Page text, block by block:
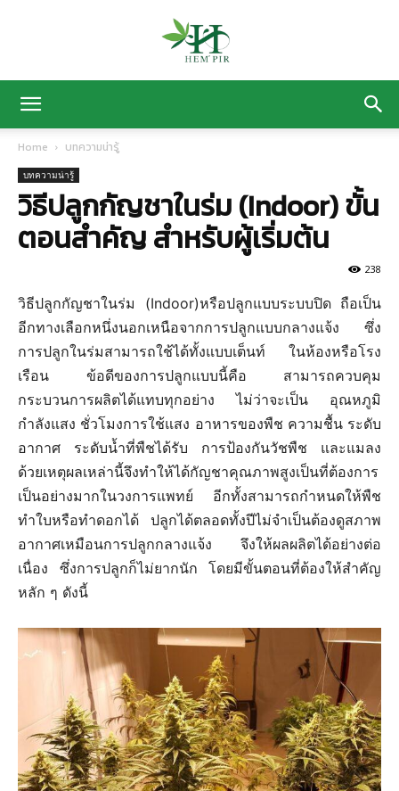
PIR
ปลูก
กัญ
กัญชา
เชิง
Home บทความน่ารู้
บทความน่ารู้
วิธีปลูกกัญชาในร่ม (Indoor) ขั้น
ตอนสำคัญ สำหรับผู้เริ่มต้น
238
วิธีปลูกกัญชาในร่ม (Indoor)หรือปลูกแบบระบบปิด ถือเป็น
อีกทางเลือกหนึ่งนอกเหนือจากการปลูกแบบกลางแจ้ง ซึ่ง
การปลูกในร่มสามารถใช้ได้ทั้งแบบเต็นท์ ในห้องหรือโรง
เรือน ข้อดีของการปลูกแบบนี้คือ สามารถควบคุม
กระบวนการผลิตได้แทบทุกอย่าง ไม่ว่าจะเป็น อุณหภูมิ
กำลังแสง ชั่วโมงการใช้แสง อาหารของพืช ความชื้น ระดับ
อากาศ ระดับน้ำที่พืชได้รับ การป้องกันวัชพืช และแมลง
ด้วยเหตุผลเหล่านี้จึงทำให้ได้กัญชาคุณภาพสูงเป็นที่ต้องการ
เป็นอย่างมากในวงการแพทย์ อีกทั้งสามารถกำหนดให้พืช
ทำใบหรือทำดอกได้ ปลูกได้ตลอดทั้งปีไม่จำเป็นต้องดูสภาพ
อากาศเหมือนการปลูกกลางแจ้ง จึงให้ผลผลิตได้อย่างต่อ
เนื่อง ซึ่งการปลูกก็ไม่ยากนัก โดยมีขั้นตอนที่ต้องให้สำคัญ
หลัก ๆ ดังนี้